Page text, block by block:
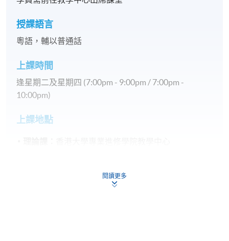
授課語言
粵語，輔以普通話
上課時間
逢星期二及星期四 (7:00pm - 9:00pm / 7:00pm -
10:00pm)
上課地點
日期及時間： 暫定5月中旬某日下午
閱讀更多